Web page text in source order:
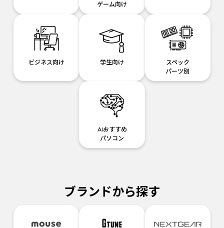
ゲーム向け
ビジネス向け 学生向け
スペック
パーツ別
AIおすすめ
パソコン
ブランドから探す